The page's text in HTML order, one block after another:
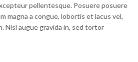
pellentesque. Posuere posuere
magna a congue, lobortis et lacus vel,
Nisl augue gravida in, sed tortor